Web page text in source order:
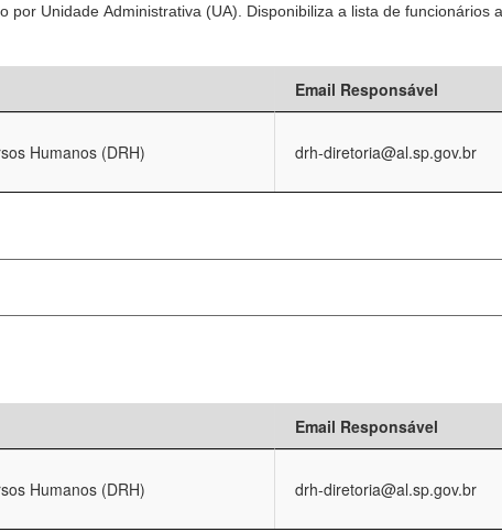
Unidade Administrativa (UA). Disponibiliza a lista de funcionários
Email Responsável
Humanos (DRH) drh-diretoria@al.sp.gov.br
Email Responsável
Humanos (DRH) drh-diretoria@al.sp.gov.br